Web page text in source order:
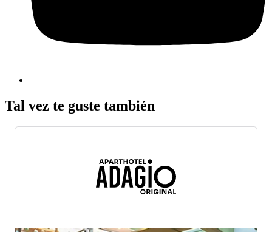
Tal vez te guste también